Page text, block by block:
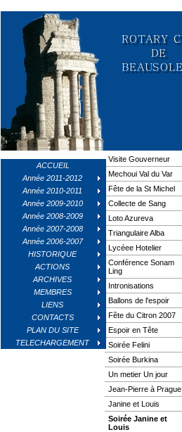
ACCUEIL
Année 2011-2012
Année 2010-2011
Année 2009-2010
Année 2008-2009
Année 2007-2008
Année 2006-2007
HISTORIQUE
ACTIONS
ARCHIVES
MEMBRES
LIENS
CONTACTS
PLAN DU SITE
TELECHARGEMENT
Visite Gouverneur
Mechoui Val du Var
Fête de la St Michel
Collecte de Sang
Loto Azureva
Triangulaire Alba
Lycéee Hotelier
Conférence Sonam
Ling
Intronisations
Ballons de l'espoir
Fête du Citron 2007
Espoir en Tête
Soirée Felini
Soirée Burkina
Un metier Un jour
Jean-Pierre à Prague
Janine et Louis
Soirée Janine et
Louis